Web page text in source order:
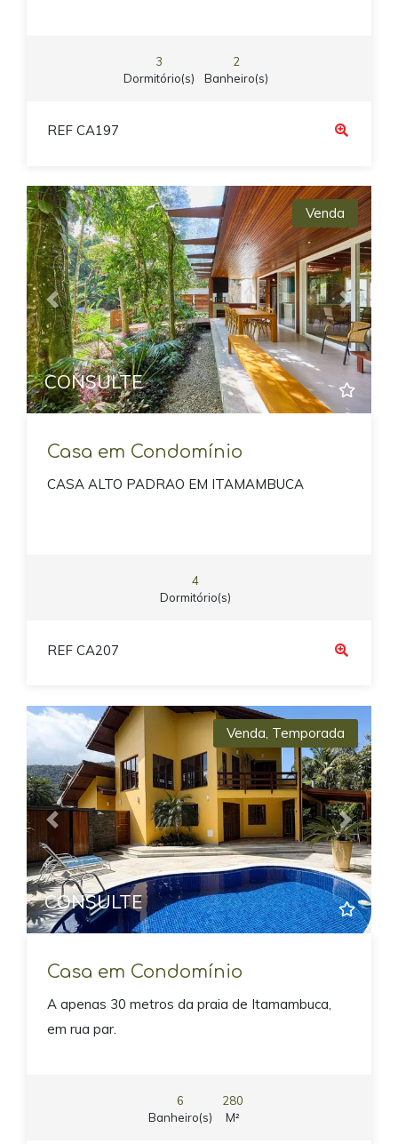
3
Dormitório(s)
2
Banheiro(s)
REF CA197
Previous Next
Venda
CONSULTE
Casa em Condomínio
CASA ALTO PADRAO EM ITAMAMBUCA
4
Dormitório(s)
REF CA207
Previous Next
Venda, Temporada
CONSULTE
Casa em Condomínio
A apenas 30 metros da praia de Itamambuca,
em rua par.
6
Banheiro(s)
280
M²